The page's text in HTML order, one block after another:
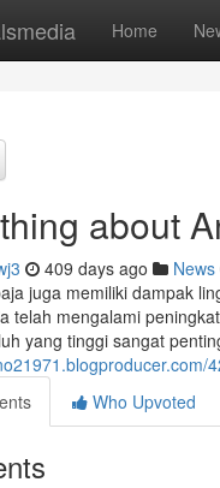
Home
about
409 days ago News
juga memiliki dampak
telah mengalami
yang tinggi sangat
Who Upvoted